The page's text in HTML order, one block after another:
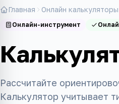
Главная Онлайн калькуляторы
Онлайн-инструмент
Рассчитайте
Калькулятор учитывает